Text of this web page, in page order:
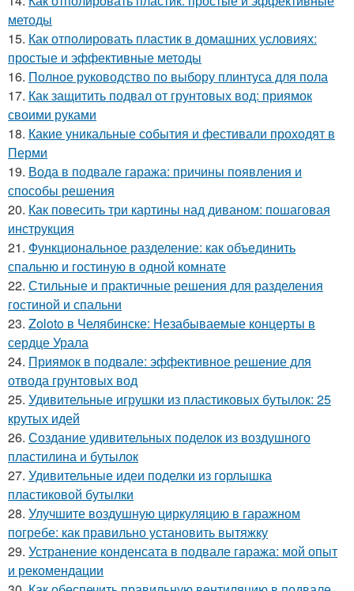
методы
15. Как отполировать пластик в домашних условиях:
простые и эффективные методы
16. Полное руководство по выбору плинтуса для пола
17. Как защитить подвал от грунтовых вод: приямок
своими руками
18. Какие уникальные события и фестивали проходят в
Перми
19. Вода в подвале гаража: причины появления и
способы решения
20. Как повесить три картины над диваном: пошаговая
инструкция
21. Функциональное разделение: как объединить
спальню и гостиную в одной комнате
22. Стильные и практичные решения для разделения
гостиной и спальни
23. Zoloto в Челябинске: Незабываемые концерты в
сердце Урала
24. Приямок в подвале: эффективное решение для
отвода грунтовых вод
25. Удивительные игрушки из пластиковых бутылок: 25
крутых идей
26. Создание удивительных поделок из воздушного
пластилина и бутылок
27. Удивительные идеи поделки из горлышка
пластиковой бутылки
28. Улучшите воздушную циркуляцию в гаражном
погребе: как правильно установить вытяжку
29. Устранение конденсата в подвале гаража: мой опыт
и рекомендации